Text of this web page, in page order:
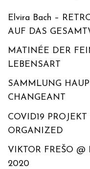
Elvira Bach –
AUF DAS
MATINÉE DER
LEBENSART
SAMMLUNG
CHANGEANT
COVID19 PROJEKT
ORGANIZED
VIKTOR FREŠO @
2020